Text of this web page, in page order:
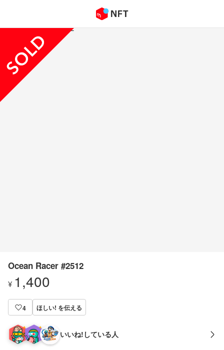
Ocean Racer #2512
¥ 1,400
4 ほしい! を伝える
いいね!している人